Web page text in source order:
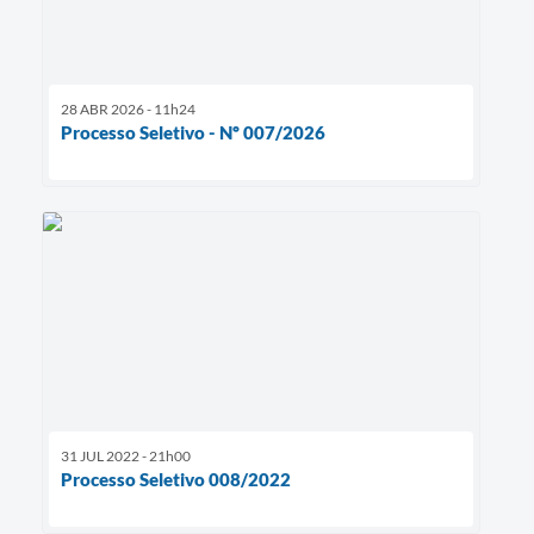
28 ABR 2026 - 11h24
Processo Seletivo - Nº 007/2026
31 JUL 2022 - 21h00
Processo Seletivo 008/2022